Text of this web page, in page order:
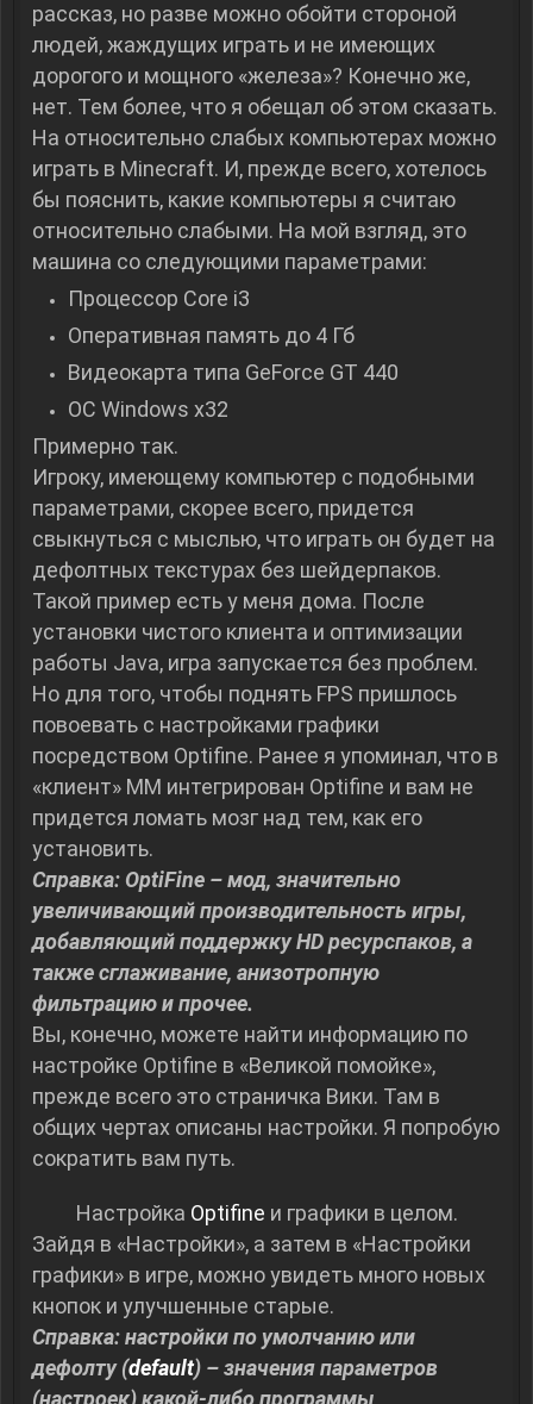
рассказ, но разве можно обойти стороной
людей, жаждущих играть и не имеющих
дорогого и мощного «железа»? Конечно же,
нет. Тем более, что я обещал об этом сказать.
На относительно слабых компьютерах можно
играть в Minecraft. И, прежде всего, хотелось
бы пояснить, какие компьютеры я считаю
относительно слабыми. На мой взгляд, это
машина со следующими параметрами:
Процессор Core i3
Оперативная память до 4 Гб
Видеокарта типа GeForce GT 440
ОС Windows x32
Примерно так.
Игроку, имеющему компьютер с подобными
параметрами, скорее всего, придется
свыкнуться с мыслью, что играть он будет на
дефолтных текстурах без шейдерпаков.
Такой пример есть у меня дома. После
установки чистого клиента и оптимизации
работы Java, игра запускается без проблем.
Но для того, чтобы поднять FPS пришлось
повоевать с настройками графики
посредством Optifine. Ранее я упоминал, что в
«клиент» ММ интегрирован Optifine и вам не
придется ломать мозг над тем, как его
установить.
Справка: OptiFine – мод, значительно
увеличивающий производительность игры,
добавляющий поддержку HD ресурспаков, а
также сглаживание, анизотропную
фильтрацию и прочее.
Вы, конечно, можете найти информацию по
настройке Optifine в «Великой помойке»,
прежде всего это страничка Вики. Там в
общих чертах описаны настройки. Я попробую
сократить вам путь.
Настройка Optifine и графики в целом.
Зайдя в «Настройки», а затем в «Настройки
графики» в игре, можно увидеть много новых
кнопок и улучшенные старые.
Справка: настройки по умолчанию или
дефолту (default) – значения параметров
(настроек) какой-либо программы,